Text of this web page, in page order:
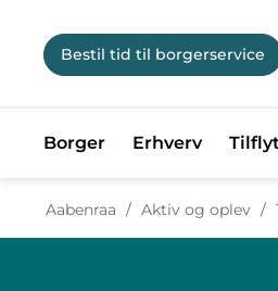
Bestil tid til borgerservice
Borger Erhverv
Aabenraa / Aktiv og oplev /